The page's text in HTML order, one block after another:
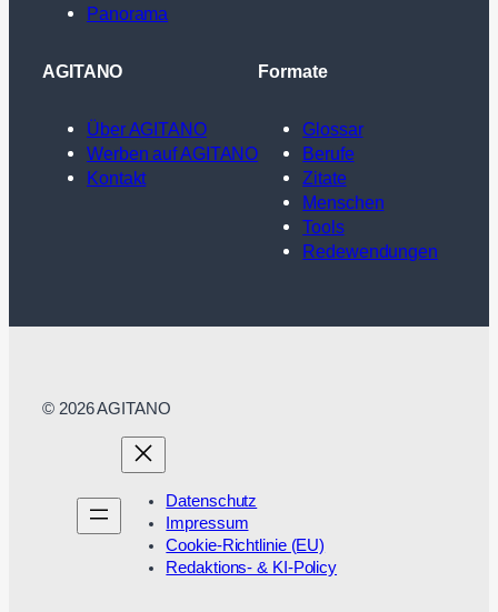
Panorama
AGITANO
Über AGITANO
Werben auf AGITANO
Kontakt
Formate
Glossar
Berufe
Zitate
Menschen
Tools
Redewendungen
© 2026 AGITANO
Datenschutz
Impressum
Cookie-Richtlinie (EU)
Redaktions- & KI-Policy